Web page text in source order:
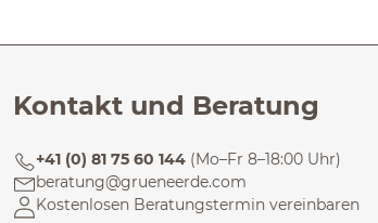
Kontakt und Beratung
+41 (0) 81 75 60 144 (Mo–Fr 8–18:00 Uhr)
beratung@grueneerde.com
Kostenlosen Beratungstermin vereinbaren